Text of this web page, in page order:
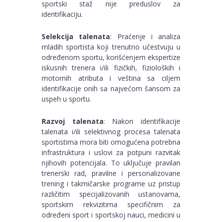
sportski staž nije preduslov za
identifikaciju.
Selekcija talenata: Praćenje i analiza
mladih sportista koji trenutno učestvuju u
određenom sportu, korišćenjem ekspertize
iskusnih trenera i/ili fizičkih, fizioloških i
motornih atributa i veština sa ciljem
identifikacije onih sa najvećom šansom za
uspeh u sportu.
Razvoj talenata: Nakon identifikacije
talenata i/ili selektivnog procesa talenata
sportistima mora biti omogućena potrebna
infrastruktura i uslovi za potpuni razvitak
njihovih potencijala. To uključuje pravilan
trenerski rad, pravilne i personalizovane
trening i takmičarske programe uz pristup
različitim specijalizovanih ustanovama,
sportskim rekvizitima specifičnim za
određeni sport i sportskoj nauci, medicini u